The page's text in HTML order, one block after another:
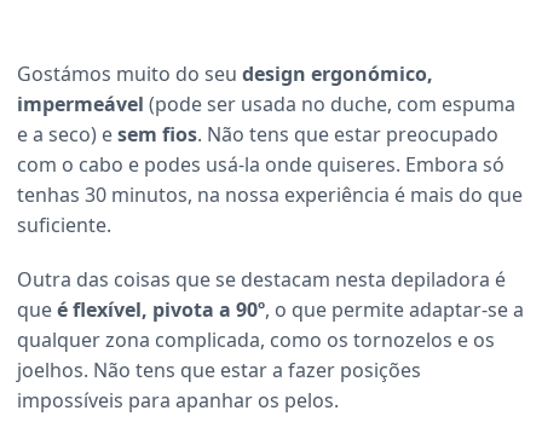
Gostámos muito do seu design ergonómico,
impermeável (pode ser usada no duche, com espuma
e a seco) esem fios. Não tens que estar preocupado
com o cabo e podes usá-la onde quiseres. Embora só
tenhas 30 minutos, na nossa experiência é mais do que
suficiente.
Outra das coisas que se destacam nesta depiladora é
queé flexível, pivota a 90º, o que permite adaptar-se a
qualquer zona complicada, como os tornozelos e os
joelhos. Não tens que estar a fazer posições
impossíveis para apanhar os pelos.